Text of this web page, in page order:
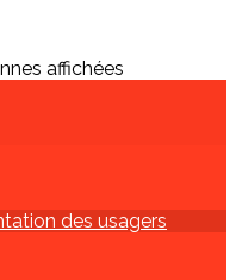
affichées
des usagers